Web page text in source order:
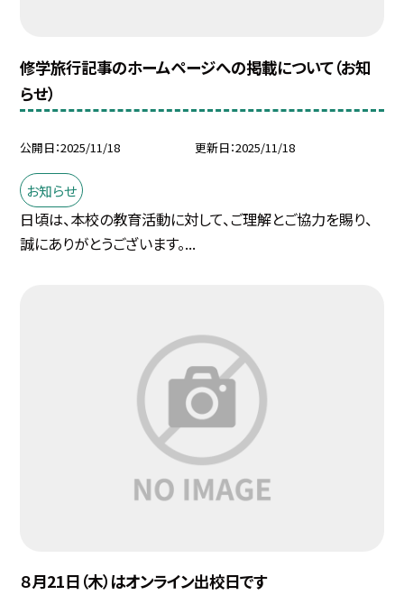
修学旅行記事のホームページへの掲載について（お知
らせ）
公開日 2025/11/18 更新日 2025/11/18
お知らせ
日頃は、本校の教育活動に対して、ご理解とご協力を賜り、
誠にありがとうございます。...
８月21日（木）はオンライン出校日です